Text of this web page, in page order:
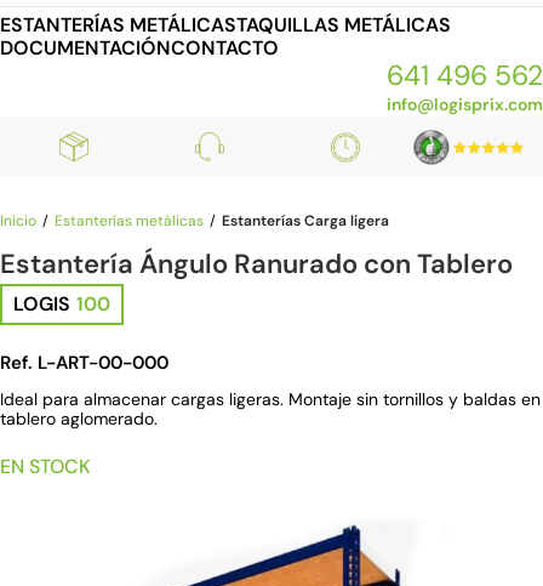
ESTANTERÍAS METÁLICASTAQUILLAS METÁLICAS
DOCUMENTACIÓNCONTACTO
641 496 562
info@logisprix.com
Inicio Estanterías metálicas Estanterías Carga ligera
Estantería Ángulo Ranurado con Tablero
LOGIS 100
Ref. L-ART-00-000
Ideal para almacenar cargas ligeras. Montaje sin tornillos y baldas en
tablero aglomerado.
EN STOCK